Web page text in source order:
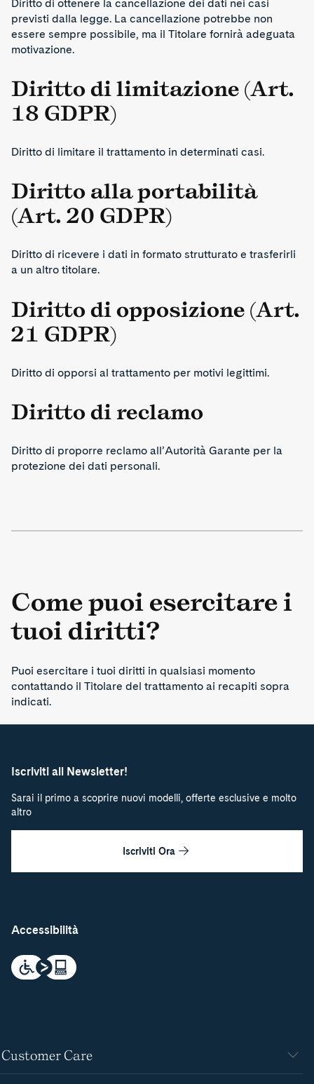
Diritto di ottenere la cancellazione dei dati nei casi
previsti dalla legge. La cancellazione potrebbe non
essere sempre possibile, ma il Titolare fornirà adeguata
motivazione.
Diritto di limitazione (Art.
18 GDPR)
Diritto di limitare il trattamento in determinati casi.
Diritto alla portabilità
(Art. 20 GDPR)
Diritto di ricevere i dati in formato strutturato e trasferirli
a un altro titolare.
Diritto di opposizione (Art.
21 GDPR)
Diritto di opporsi al trattamento per motivi legittimi.
Diritto di reclamo
Diritto di proporre reclamo all’Autorità Garante per la
protezione dei dati personali.
Come puoi esercitare i
tuoi diritti?
Puoi esercitare i tuoi diritti in qualsiasi momento
contattando il Titolare del trattamento ai recapiti sopra
indicati.
Accessibilità
Customer Care
Iscriviti all Newsletter!
Sarai il primo a scoprire nuovi modelli, offerte esclusive e molto
altro
Iscriviti Ora